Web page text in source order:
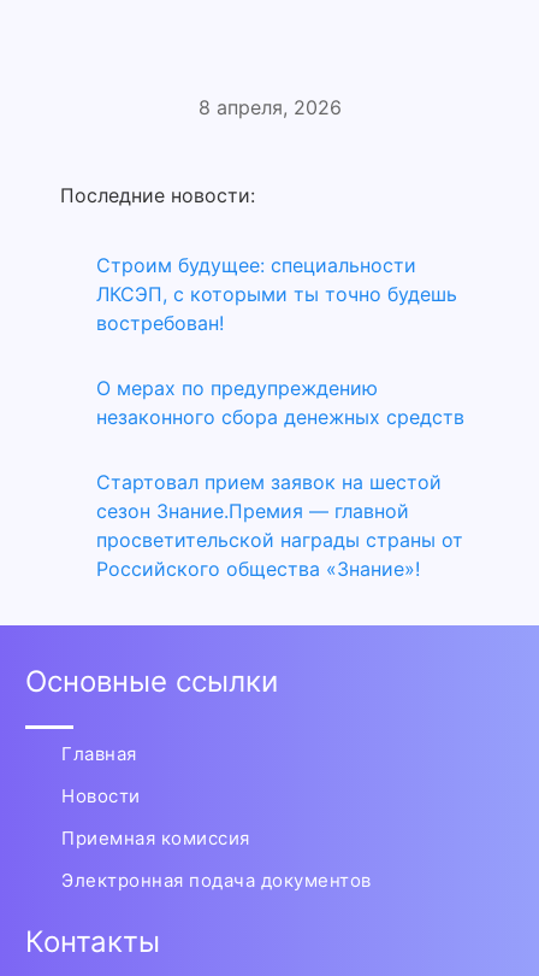
8 апреля, 2026
Последние новости:
Строим будущее: специальности
ЛКСЭП, с которыми ты точно будешь
востребован!
О мерах по предупреждению
незаконного сбора денежных средств
Стартовал прием заявок на шестой
сезон Знание.Премия — главной
просветительской награды страны от
Российского общества «Знание»!
Основные ссылки
Главная
Новости
Приемная комиссия
Электронная подача документов
Контакты